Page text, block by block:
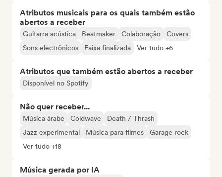
Atributos musicais para os quais também estão
abertos a receber
Guitarra acústica Beatmaker Colaboração
Covers
Sons electrônicos
Faixa finalizada Ver tudo +6
Atributos que também estão abertos a receber
Disponível no Spotify
Não quer receber...
Música árabe Coldwave
Death / Thrash
Jazz experimental
Música para filmes
Garage rock
Ver tudo +18
Música gerada por IA